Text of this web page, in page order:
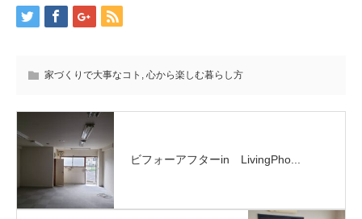
家づくりで大事なコト , 心から楽しむ暮らし方
ビフォーアフターin LivingPho...